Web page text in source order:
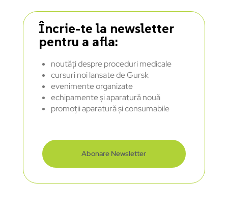
Încrie-te la newsletter
pentru a afla:
noutăți despre proceduri medicale
cursuri noi lansate de Gursk
evenimente organizate
echipamente și aparatură nouă
promoții aparatură și consumabile
Abonare Newsletter